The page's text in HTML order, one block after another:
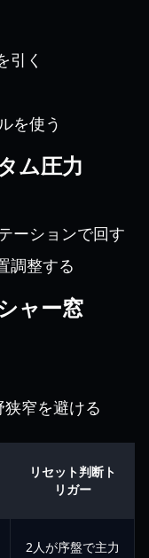
引く
を使う
ム圧力
ーションで回す
調整する
ャー窓
窄を避ける
リセット判断ト
リガー
2人が序盤で主力